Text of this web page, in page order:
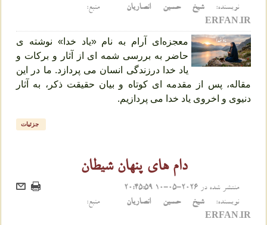
نویسنده:شیخ حسین انصاریان
منبع:
ERFAN.IR
معجزه‌ای آرام به نام «یاد خدا» نوشته ی
حاضر به بررسی شمه ای از آثار و برکات و
یاد خدا درزندگی انسان می پردازد. ما در این
مقاله، پس از مقدمه ای کوتاه و بیان حقیقت ذکر، به آثار
دنیوی و اخروی یاد خدا می پردازیم.
جزئیات
دام های پنهان شيطان
منتشر شده در 2026-05-10 20:45:59
نویسنده:شیخ حسین انصاریان
منبع:
ERFAN.IR